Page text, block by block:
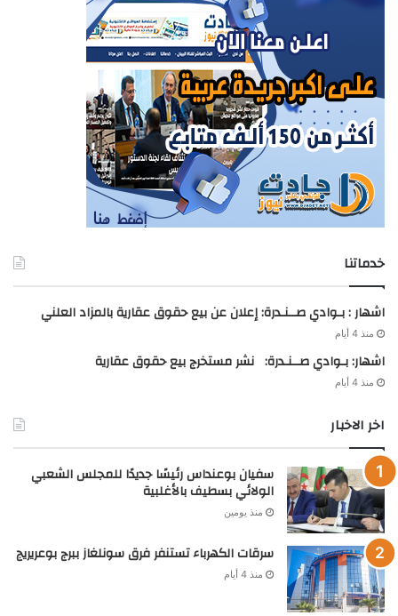
خدماتنا
اشهار : بـوادي صــنـدرة: إعلان عن بيع حقوق عقارية بالمزاد العلني
منذ 4 أيام
اشهار: بـوادي صــنـدرة: نشر مستخرج بيع حقوق عقارية
منذ 4 أيام
اخر الاخبار
سفيان بوعنداس رئيسًا جديدًا للمجلس الشعبي
الولائي بسطيف بالأغلبية
منذ يومين
سرقات الكهرباء تستنفر فرق سونلغاز ببرج بوعريريج
منذ 4 أيام